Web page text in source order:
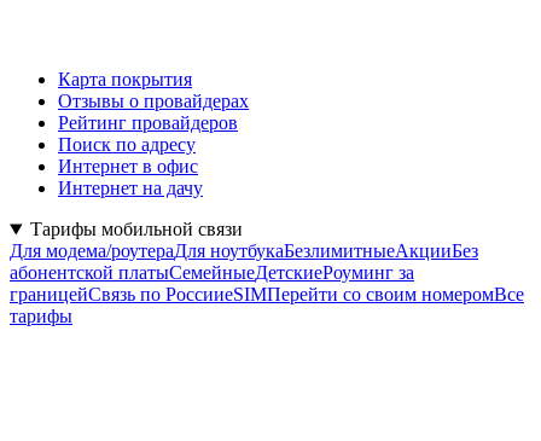
Карта покрытия
Отзывы о провайдерах
Рейтинг провайдеров
Поиск по адресу
Интернет в офис
Интернет на дачу
Тарифы мобильной связи
Для модема/роутераДля ноутбукаБезлимитныеАкцииБез
абонентской платыСемейныеДетскиеРоуминг за
границейСвязь по РоссииeSIMПерейти со своим номеромВсе
тарифы